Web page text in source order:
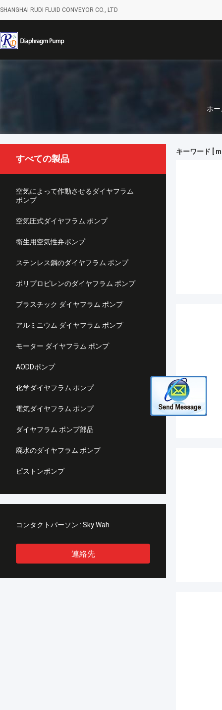
SHANGHAI RUDI FLUID CONVEYOR CO., LTD
ホー
すべての製品
空気によって作動させるダイヤフラム
ポンプ
空気圧式ダイヤフラム ポンプ
衛生用空気性弁ポンプ
ステンレス鋼のダイヤフラム ポンプ
ポリプロピレンのダイヤフラム ポンプ
プラスチック ダイヤフラム ポンプ
アルミニウム ダイヤフラム ポンプ
モーター ダイヤフラム ポンプ
AODDポンプ
化学ダイヤフラム ポンプ
電気ダイヤフラム ポンプ
ダイヤフラム ポンプ部品
廃水のダイヤフラム ポンプ
ピストンポンプ
コンタクトパーソン : Sky Wah
連絡先
キーワード [